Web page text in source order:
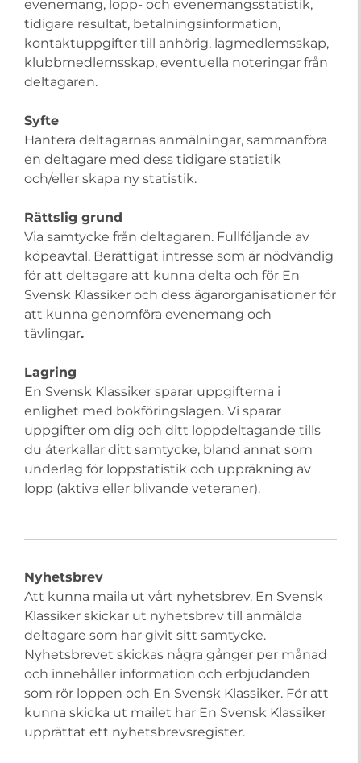
evenemang, lopp- och evenemangsstatistik,
tidigare resultat, betalningsinformation,
kontaktuppgifter till anhörig, lagmedlemsskap,
klubbmedlemsskap, eventuella noteringar från
deltagaren.
Syfte
Hantera deltagarnas anmälningar, sammanföra
en deltagare med dess tidigare statistik
och/eller skapa ny statistik.
Rättslig grund
Via samtycke från deltagaren. Fullföljande av
köpeavtal. Berättigat intresse som är nödvändig
för att deltagare att kunna delta och för En
Svensk Klassiker och dess ägarorganisationer för
att kunna genomföra evenemang och
tävlingar.
Lagring
En Svensk Klassiker sparar uppgifterna i
enlighet med bokföringslagen. Vi sparar
uppgifter om dig och ditt loppdeltagande tills
du återkallar ditt samtycke, bland annat som
underlag för loppstatistik och uppräkning av
lopp (aktiva eller blivande veteraner).
Nyhetsbrev
Att kunna maila ut vårt nyhetsbrev. En Svensk
Klassiker skickar ut nyhetsbrev till anmälda
deltagare som har givit sitt samtycke.
Nyhetsbrevet skickas några gånger per månad
och innehåller information och erbjudanden
som rör loppen och En Svensk Klassiker. För att
kunna skicka ut mailet har En Svensk Klassiker
upprättat ett nyhetsbrevsregister.